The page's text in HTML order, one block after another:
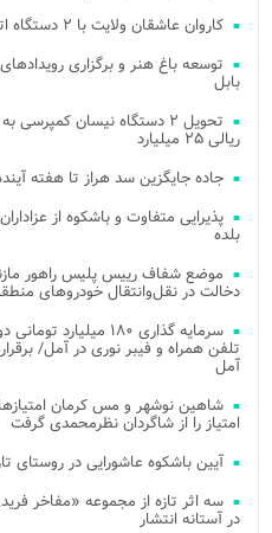
کاروان عاشقان ولایت با ۲ دستگاه اتوبوس از بلده راهی تهران شد
بابل
تحویل ۲ دستگاه نیسان
ریالی ۲۵ میلیارد
جاده جایگزین سد هراز تا هفته
بلده
موضع شفاف رییس پلیس راهور
دخالت در نقل‌وانتقال خودروهای
سرمایه گذاری ۱۸۰
آمل
شاهین نوشهر و مس کرمان
امتیاز را از شاگردان نظرمحمدی گرفت
آیین باشکوه عاشورایی در روستای
سه اثر تازه از مجموعه «مفاخر
در آستانه انتشار